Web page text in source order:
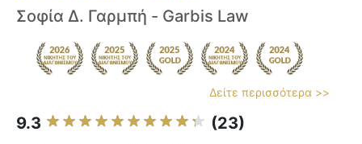
Σοφία Δ. Γαρμπή - Garbis Law
Δείτε περισσότερα >>
9.3 (23)